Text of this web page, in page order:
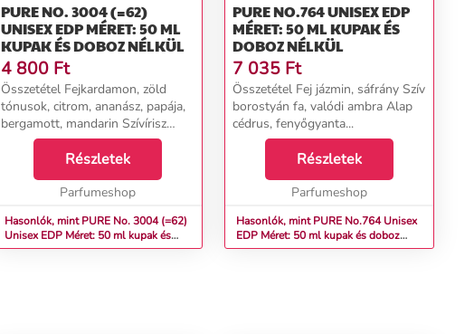
PURE NO. 3004 (=62)
UNISEX EDP MÉRET: 50 ML
KUPAK ÉS DOBOZ NÉLKÜL
4 800 Ft
Összetétel Fejkardamon, zöld
tónusok, citrom, ananász, papája,
bergamott, mandarin Szívírisz
gyökér, jázmin, ibolya,
gyöngyvirág, szerecsendió, rózsa
Alapcéder, pézsma, szantálfa,
borostyán, tölgymoha...
Részletek
Parfumeshop
Hasonlók, mint PURE No. 3004 (=62)
Unisex EDP Méret: 50 ml kupak és
doboz nélkül
PURE NO.764 UNISEX EDP
MÉRET: 50 ML KUPAK ÉS
DOBOZ NÉLKÜL
7 035 Ft
Összetétel Fej jázmin, sáfrány Szív
borostyán fa, valódi ambra Alap
cédrus, fenyőgyanta...
Részletek
Parfumeshop
Hasonlók, mint PURE No.764 Unisex
EDP Méret: 50 ml kupak és doboz
nélkül